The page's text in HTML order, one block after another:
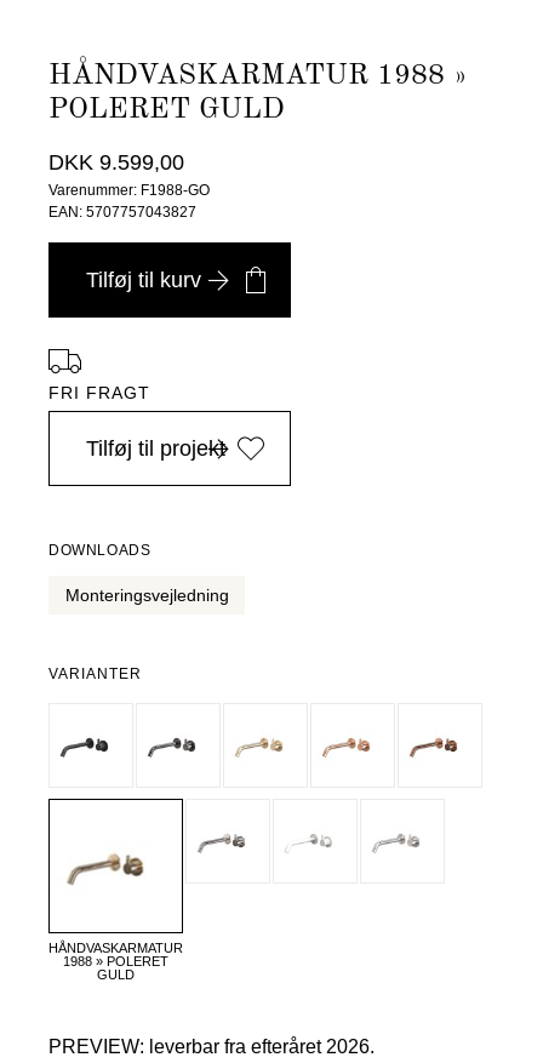
HÅNDVASKARMATUR 1988 »
POLERET GULD
DKK 9.599,00
Varenummer: F1988-GO
EAN: 5707757043827
Tilføj til kurv
FRI FRAGT
i Danmark ved køb over 4.999 DKK, -
Tilføj til projekt
DOWNLOADS
Monteringsvejledning
VARIANTER
HÅNDVASKARMATUR
1988 » POLERET
GULD
PREVIEW: leverbar fra efteråret 2026.